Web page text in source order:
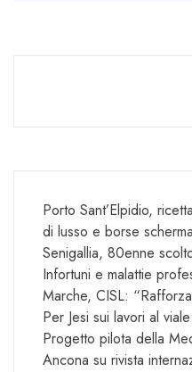
Porto Sant’Elpidio,
di lusso e borse
Senigallia, 80enne
Infortuni e malattie
Marche, CISL:
Per Jesi sui lavori al
Progetto pilota della
Ancona su rivista